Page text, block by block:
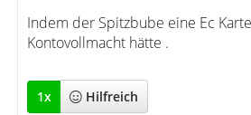
Indem der Spitzbube eine Ec
Kontovollmacht hätte .
1x Hilfreich